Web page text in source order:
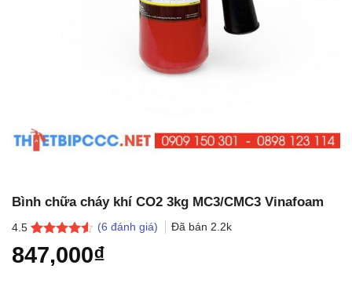
Bình chữa cháy khí CO2 3kg MC3/CMC3 Vinafoam
4.5
4.5trên 5
dựa trên
6
(6 đánh giá) Đã bán 2.2k
847,000₫